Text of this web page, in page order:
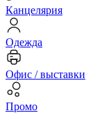
Канцелярия
Одежда
Офис / выставки
Промо